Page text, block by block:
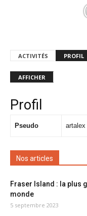
ACTIVITÉS PROFIL
AFFICHER
Profil
Pseudo artalex
Nos articles
Fraser Island : la plus
monde
5 septembre 2023